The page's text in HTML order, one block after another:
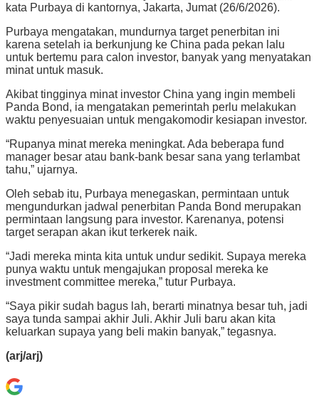
kata Purbaya di kantornya, Jakarta, Jumat (26/6/2026).
Purbaya mengatakan, mundurnya target penerbitan ini
karena setelah ia berkunjung ke China pada pekan lalu
untuk bertemu para calon investor, banyak yang menyatakan
minat untuk masuk.
Akibat tingginya minat investor China yang ingin membeli
Panda Bond, ia mengatakan pemerintah perlu melakukan
waktu penyesuaian untuk mengakomodir kesiapan investor.
“Rupanya minat mereka meningkat. Ada beberapa fund
manager besar atau bank-bank besar sana yang terlambat
tahu,” ujarnya.
Oleh sebab itu, Purbaya menegaskan, permintaan untuk
mengundurkan jadwal penerbitan Panda Bond merupakan
permintaan langsung para investor. Karenanya, potensi
target serapan akan ikut terkerek naik.
“Jadi mereka minta kita untuk undur sedikit. Supaya mereka
punya waktu untuk mengajukan proposal mereka ke
investment committee mereka,” tutur Purbaya.
“Saya pikir sudah bagus lah, berarti minatnya besar tuh, jadi
saya tunda sampai akhir Juli. Akhir Juli baru akan kita
keluarkan supaya yang beli makin banyak,” tegasnya.
(arj/arj)